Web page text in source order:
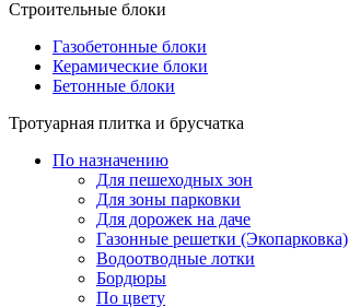
Строительные блоки
Газобетонные блоки
Керамические блоки
Бетонные блоки
Тротуарная плитка и брусчатка
По назначению
Для пешеходных зон
Для зоны парковки
Для дорожек на даче
Газонные решетки (Экопарковка)
Водоотводные лотки
Бордюры
По цвету